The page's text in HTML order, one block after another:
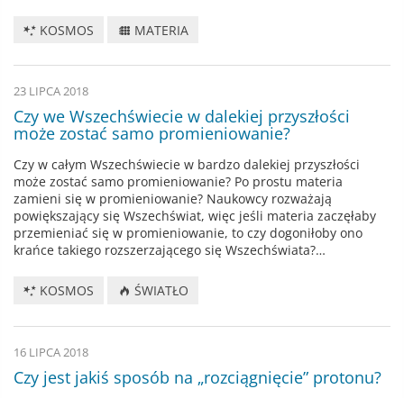
KOSMOS MATERIA
23 LIPCA 2018
Czy we Wszechświecie w dalekiej przyszłości
może zostać samo promieniowanie?
Czy w całym Wszechświecie w bardzo dalekiej przyszłości
może zostać samo promieniowanie? Po prostu materia
zamieni się w promieniowanie? Naukowcy rozważają
powiększający się Wszechświat, więc jeśli materia zaczęłaby
przemieniać się w promieniowanie, to czy dogoniłoby ono
krańce takiego rozszerzającego się Wszechświata?…
KOSMOS ŚWIATŁO
16 LIPCA 2018
Czy jest jakiś sposób na „rozciągnięcie” protonu?